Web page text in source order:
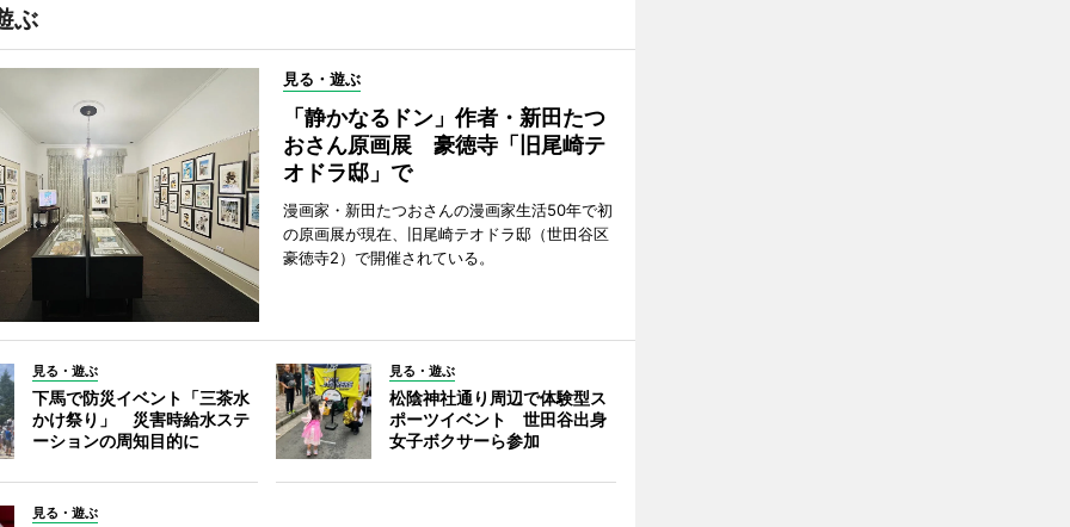
ぶ
見る・遊ぶ
「静かなるドン」作者・新田たつ
おさん原画展 豪徳寺「旧尾崎テ
オドラ邸」で
漫画家・新田たつおさんの漫画家生活50年で初
の原画展が現在、旧尾崎テオドラ邸（世田谷区
豪徳寺2）で開催されている。
見る・遊ぶ
下馬で防災イベント「三茶水
かけ祭り」 災害時給水ステ
ーションの周知目的に
見る・遊ぶ
松陰神社通り周辺で体験型ス
ポーツイベント 世田谷出身
女子ボクサーら参加
見る・遊ぶ